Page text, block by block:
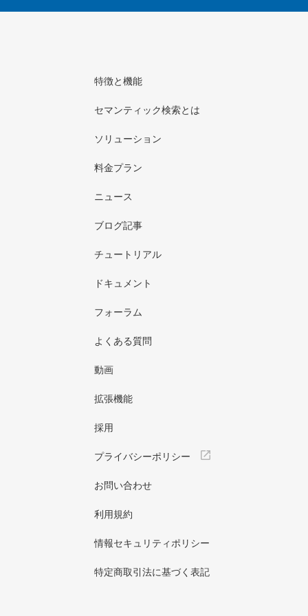
特徴と機能
セマンティック検索とは
ソリューション
料金プラン
ニュース
ブログ記事
チュートリアル
ドキュメント
フォーラム
よくある質問
動画
拡張機能
採用
プライバシーポリシー
お問い合わせ
利用規約
情報セキュリティポリシー
特定商取引法に基づく表記